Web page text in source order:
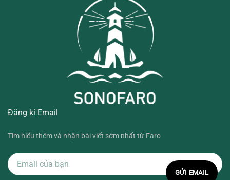
Đăng kí Email
Tìm hiểu thêm và nhận bài viết sớm nhất từ Faro